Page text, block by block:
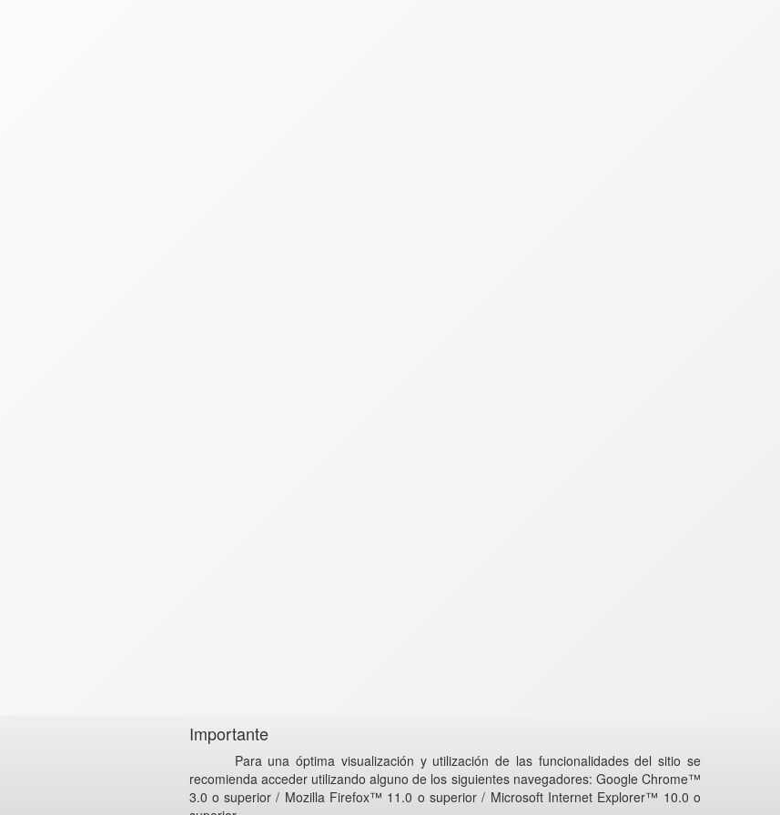
Importante
Para una óptima visualización y utilización de las funcionalidades del sitio se
recomienda acceder utilizando alguno de los siguientes navegadores: Google Chrome™
3.0 o superior / Mozilla Firefox™ 11.0 o superior / Microsoft Internet Explorer™ 10.0 o